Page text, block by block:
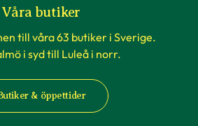
Våra butiker
till våra 63 butiker i Sverige.
i syd till Luleå i norr.
& öppettider